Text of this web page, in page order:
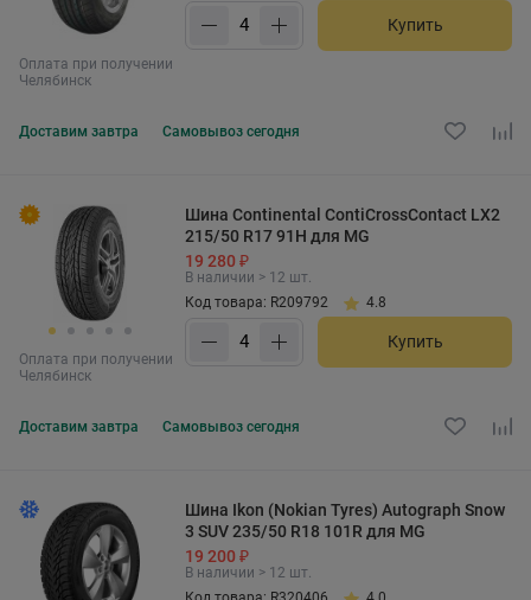
Оплата при получении
Челябинск
Купить
Доставим завтра Самовывоз сегодня
Оплата при получении
Челябинск
Шина Continental ContiCrossContact LX2
215/50 R17 91H для MG
19 280 ₽
В наличии > 12 шт.
Код товара: R209792
4.8
Купить
Доставим завтра Самовывоз сегодня
Шина Ikon (Nokian Tyres) Autograph Snow
3 SUV 235/50 R18 101R для MG
19 200 ₽
В наличии > 12 шт.